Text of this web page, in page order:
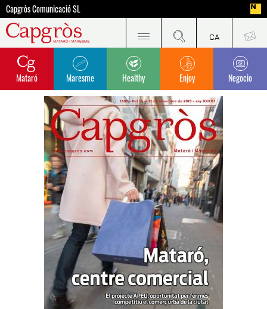
Capgròs Comunicació SL
Mataró Maresme Healthy Enjoy Negocio